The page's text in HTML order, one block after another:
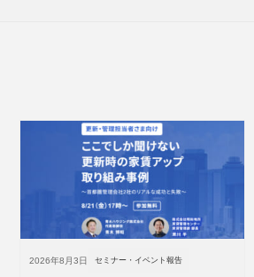
2026年8月3日 セミナー・イベント報告